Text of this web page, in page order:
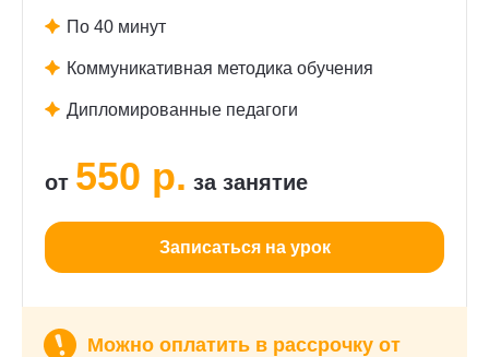
По 40 минут
Коммуникативная методика обучения
Дипломированные педагоги
от 550 р. за занятие
Записаться на урок
Можно оплатить в рассрочку от